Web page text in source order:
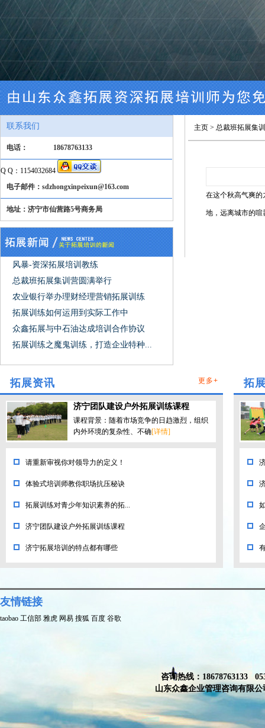
联系我们
电话： 18678763133
Q Q：1154032684
电子邮件：sdzhongxinpeixun@163.com
地址：济宁市仙营路5号商务局
风暴-资深拓展培训教练
总裁班拓展集训营圆满举行
农业银行举办理财经理营销拓展训练
拓展训练如何运用到实际工作中
众鑫拓展与中石油达成培训合作协议
拓展训练之魔鬼训练，打造企业特种...
主页 > 总裁班拓展集
在这个秋高气爽的
地，远离城市的
拓展资讯 更多+
济宁团队建设户外拓展训练课程
课程背景：随着市场竞争的日趋激烈，组织
内外环境的复杂性、不确[详情]
请重新审视你对领导力的定义！
体验式培训师教你职场抗压秘诀
拓展训练对青少年知识素养的拓...
济宁团队建设户外拓展训练课程
济宁拓展培训的特点都有哪些
拓
友情链接
taobao 工信部 雅虎 网易 搜狐 百度 谷歌
咨询热线：18678763133
山东众鑫企业管理咨询有限